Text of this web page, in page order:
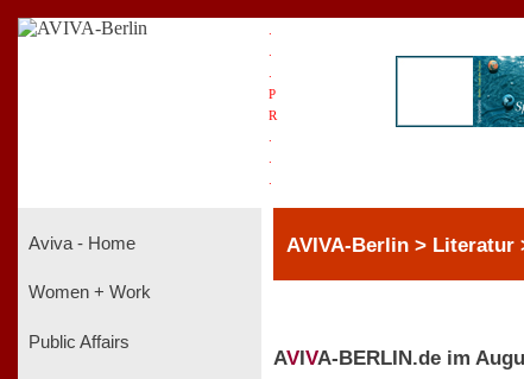
P
R
Aviva - Home
Women + Work
Public Affairs
AVIVA-Berlin > Literatur
AV VA-BERLIN.de im